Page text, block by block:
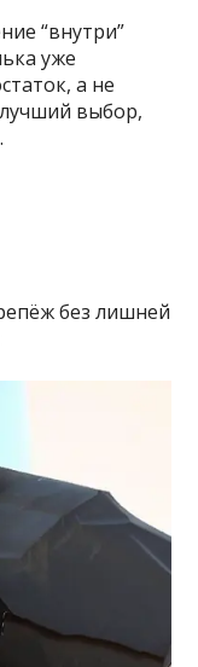
“внутри”
уже
а не
выбор,
без лишней